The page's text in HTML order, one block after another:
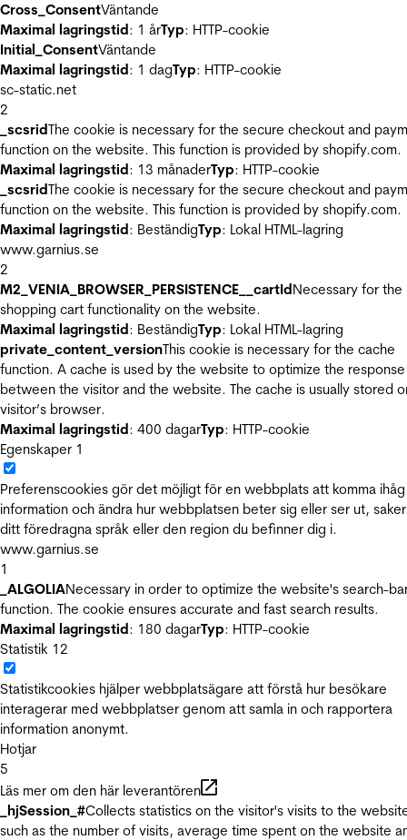
Cross_ConsentVäntande
Maximal lagringstid: 1 årTyp: HTTP-cookie
Initial_ConsentVäntande
Maximal lagringstid: 1 dagTyp: HTTP-cookie
sc-static.net
2
_scsridThe cookie is necessary for the secure checkout and
function on the website. This function is provided by shopify.com.
Maximal lagringstid: 13 månaderTyp: HTTP-cookie
_scsridThe cookie is necessary for the secure checkout and
function on the website. This function is provided by shopify.com.
Maximal lagringstid: BeständigTyp: Lokal HTML-lagring
www.garnius.se
2
M2_VENIA_BROWSER_PERSISTENCE__cartIdNecessary for the
shopping cart functionality on the website.
Maximal lagringstid: BeständigTyp: Lokal HTML-lagring
private_content_versionThis cookie is necessary for the cache
function. A cache is used by the website to optimize the
between the visitor and the website. The cache is usually stored
visitor’s browser.
Maximal lagringstid: 400 dagarTyp: HTTP-cookie
Egenskaper 1
Preferenscookies gör det möjligt för en webbplats att komma ihåg
information och ändra hur webbplatsen beter sig eller ser ut,
ditt föredragna språk eller den region du befinner dig i.
www.garnius.se
1
_ALGOLIANecessary in order to optimize the website's search-
function. The cookie ensures accurate and fast search results.
Maximal lagringstid: 180 dagarTyp: HTTP-cookie
Statistik 12
Statistikcookies hjälper webbplatsägare att förstå hur besökare
interagerar med webbplatser genom att samla in och rapportera
information anonymt.
Hotjar
5
Läs mer om den här leverantören
_hjSession_#Collects statistics on the visitor's visits to the
such as the number of visits, average time spent on the website